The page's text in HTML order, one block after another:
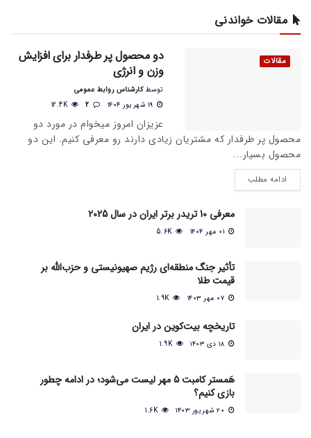
مقالات خواندنی
مقالات
دو محصول پر طرفدار برای افزایش
وزن و انرژی
توسط کارشناس روابط عمومی
12.4K
عزیزان امروز میخوام در مورد دو
محصول پر طرفدار که مشتریان زیادی دارند رو معرفی کنیم. این دو
محصول بسیار...
ادامه مطلب
معرفی 10 تریدر برتر ایران در سال 2025
5.6K
تأثیر جنگ منطقه‌ای رژیم صهیونیستی و حزب‌الله بر
قیمت طلا
1.9K
تاریخچه بیت‌کوین در ایران
1.9K
هَمستر کامبت 5 مهر لیست می‌شود؛ در ادامه چطور
بازی کنیم؟
1.6K